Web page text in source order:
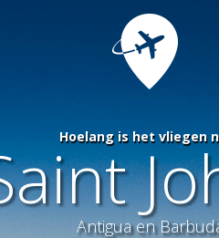
Hoelang is het vliegen
Antigua en